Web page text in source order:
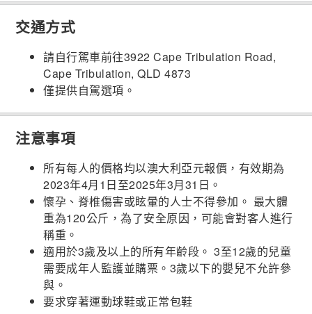
交通方式
請自行駕車前往3922 Cape Tribulation Road,
Cape Tribulation, QLD 4873
僅提供自駕選項。
注意事項
所有每人的價格均以澳大利亞元報價，有效期為
2023年4月1日至2025年3月31日。
懷孕、脊椎傷害或眩暈的人士不得參加。 最大體
重為120公斤，為了安全原因，可能會對客人進行
稱重。
適用於3歲及以上的所有年齡段。 3至12歲的兒童
需要成年人監護並購票。3歲以下的嬰兒不允許參
與。
要求穿著運動球鞋或正常包鞋